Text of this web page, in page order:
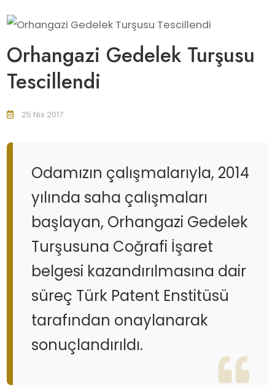
Orhangazi Gedelek Turşusu
Tescillendi
25 Nis 2017
Odamızın çalışmalarıyla, 2014
yılında saha çalışmaları
başlayan, Orhangazi Gedelek
Turşusuna Coğrafi İşaret
belgesi kazandırılmasına dair
süreç Türk Patent Enstitüsü
tarafından onaylanarak
sonuçlandırıldı.